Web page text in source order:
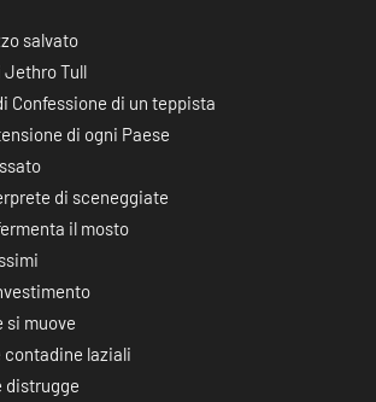
salvato
Jethro Tull
Confessione di un teppista
di ogni Paese
di sceneggiate
il mosto
muove
contadine laziali
distrugge